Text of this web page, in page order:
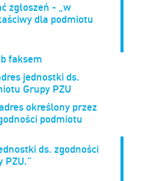
zgłoszeń - „w
dla podmiotu
faksem
jednostki ds.
Grupy PZU
określony przez
podmiotu
ds. zgodności
PZU.”